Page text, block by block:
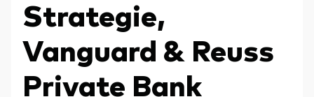
Aktien
Aktive Fonds
Anleihen
ESG / SRI
Über Vanguard
Strategie,
Vanguard & Reuss
Private Bank